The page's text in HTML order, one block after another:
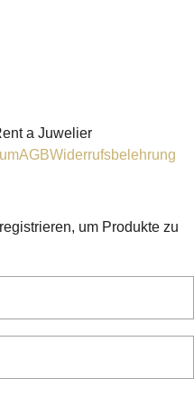
a Juwelier
AGBWiderrufsbelehrung
um Produkte zu